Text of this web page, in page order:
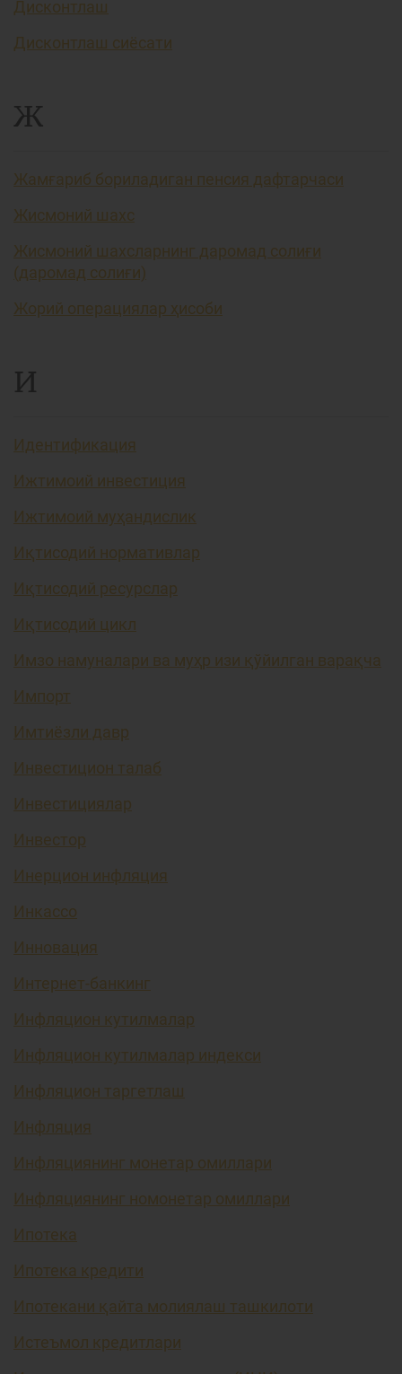
Дисконтлаш
Дисконтлаш сиёсати
Ж
Жамғариб бориладиган пенсия дафтарчаси
Жисмоний шахс
Жисмоний шахсларнинг даромад солиғи
(даромад солиғи)
Жорий операциялар ҳисоби
И
Идентификация
Ижтимоий инвестиция
Ижтимоий муҳандислик
Иқтисодий нормативлар
Иқтисодий ресурслар
Иқтисодий цикл
Имзо намуналари ва муҳр изи қўйилган варақча
Импорт
Имтиёзли давр
Инвестицион талаб
Инвестициялар
Инвестор
Инерцион инфляция
Инкассо
Инновация
Интернет-банкинг
Инфляцион кутилмалар
Инфляцион кутилмалар индекси
Инфляцион таргетлаш
Инфляция
Инфляциянинг монетар омиллари
Инфляциянинг номонетар омиллари
Ипотека
Ипотека кредити
Ипотекани қайта молиялаш ташкилоти
Истеъмол кредитлари